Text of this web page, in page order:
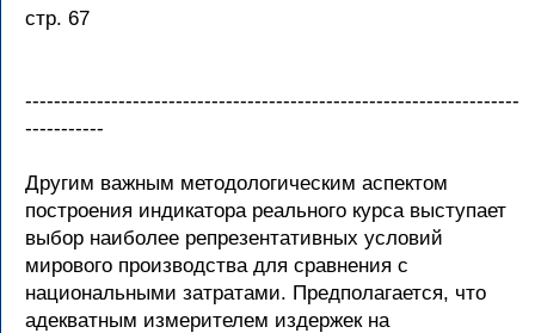
стр. 67
---------------------------------------------------------------------
-----------
Другим важным методологическим аспектом
построения индикатора реального курса выступает
выбор наиболее репрезентативных условий
мирового производства для сравнения с
национальными затратами. Предполагается, что
адекватным измерителем издержек на